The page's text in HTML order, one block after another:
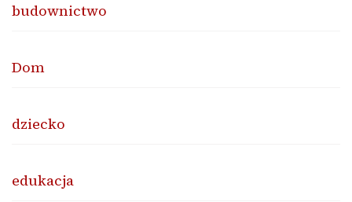
budownictwo
Dom
dziecko
edukacja